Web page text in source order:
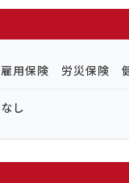
雇用保険 労災保険
なし